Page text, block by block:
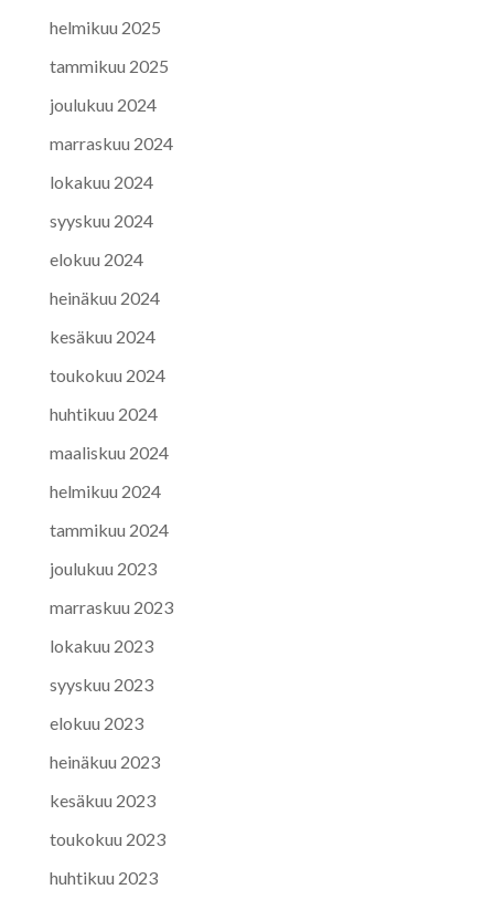
helmikuu 2025
tammikuu 2025
joulukuu 2024
marraskuu 2024
lokakuu 2024
syyskuu 2024
elokuu 2024
heinäkuu 2024
kesäkuu 2024
toukokuu 2024
huhtikuu 2024
maaliskuu 2024
helmikuu 2024
tammikuu 2024
joulukuu 2023
marraskuu 2023
lokakuu 2023
syyskuu 2023
elokuu 2023
heinäkuu 2023
kesäkuu 2023
toukokuu 2023
huhtikuu 2023